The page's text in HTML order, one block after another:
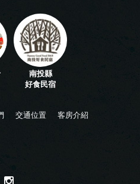
南投縣
好食民宿
交通位置 客房介紹